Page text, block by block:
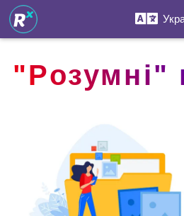
"Розумні"